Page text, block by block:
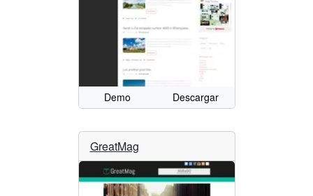
Demo Descargar
GreatMag